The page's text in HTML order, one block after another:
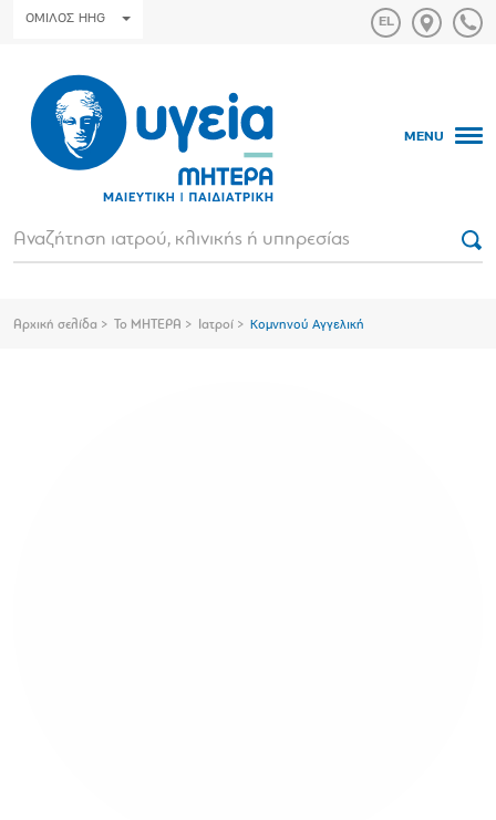
ΟΜΙΛΟΣ HHG
MENU
Αρχική σελίδα Το ΜΗΤΕΡΑ Ιατροί Κομνηνού Αγγελική